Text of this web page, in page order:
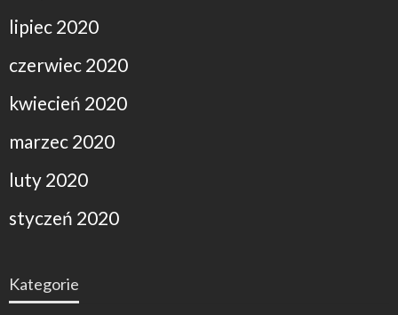
lipiec 2020
czerwiec 2020
kwiecień 2020
marzec 2020
luty 2020
styczeń 2020
Kategorie